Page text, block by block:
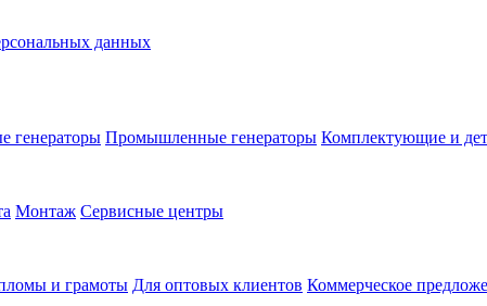
данных
генераторы Промышленные генераторы Комплектующие и
Монтаж Сервисные центры
и грамоты Для оптовых клиентов Коммерческое